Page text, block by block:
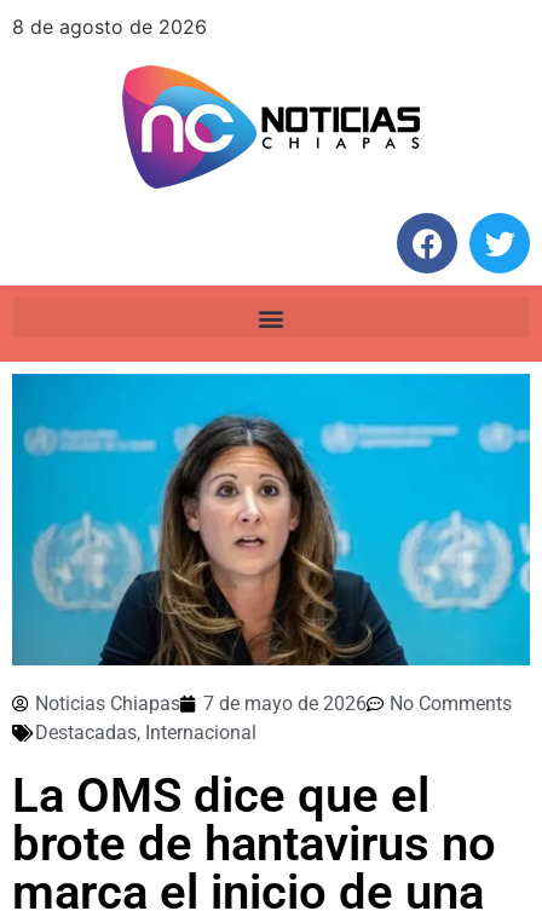
8 de agosto de 2026
Noticias Chiapas 7 de mayo de 2026
No Comments
Destacadas, Internacional
La OMS dice que el
brote de hantavirus no
marca el inicio de una